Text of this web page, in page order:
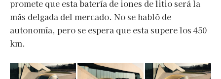
promete que esta batería de iones de litio será la
más delgada del mercado. No se habló de
autonomía, pero se espera que esta supere los 450
km.